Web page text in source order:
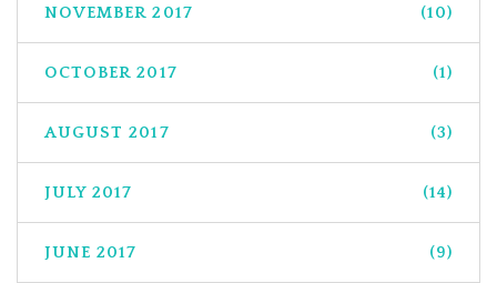
NOVEMBER 2017 (10)
OCTOBER 2017 (1)
AUGUST 2017 (3)
JULY 2017 (14)
JUNE 2017 (9)